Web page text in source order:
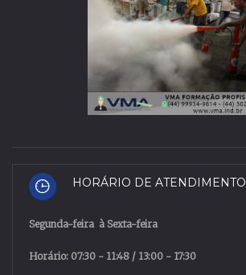
HORÁRIO DE ATENDIMENTO
Segunda-feira à Sexta-feira
Horário: 07:30 - 11:48 / 13:00 - 17:30